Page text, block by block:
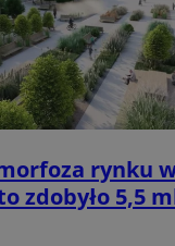
rynku
zdobyło 5,5